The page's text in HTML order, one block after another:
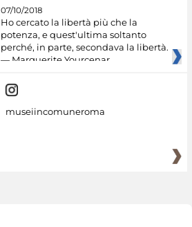
07/10/2018
Ho cercato la libertà più che la
potenza, e quest'ultima soltanto
perché, in parte, secondava la libertà.
— Marguerite Yourcenar
museiincomuneroma